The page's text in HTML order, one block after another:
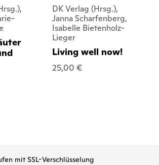
DK Verlag (Hrsg.),
Janna Scharfenberg,
Isabelle Bietenholz-
Lieger
Living well now!
25,00 €
mit SSL-Verschlüsselung